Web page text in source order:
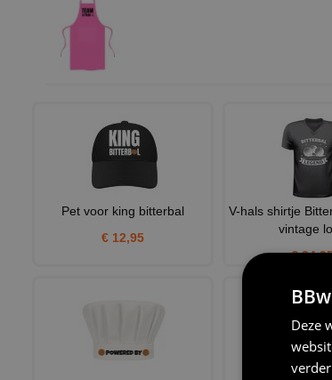
Pet voor king bitterbal
€ 12,95
V-hals shirtje
vintage
€
Deze
verder